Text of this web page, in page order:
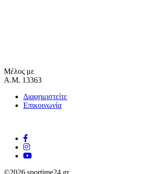
Μέλος με
Α.Μ. 13363
Διαφημιστείτε
Επικοινωνία
©2026 sportime24.gr